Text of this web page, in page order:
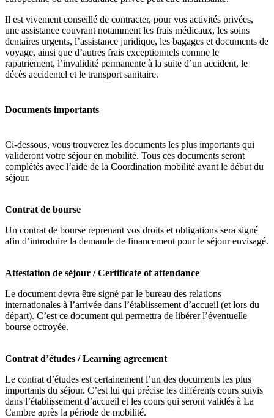
Il est vivement conseillé de contracter, pour vos activités privées,
une assistance couvrant notamment les frais médicaux, les soins
dentaires urgents, l’assistance juridique, les bagages et documents de
voyage, ainsi que d’autres frais exceptionnels comme le
rapatriement, l’invalidité permanente à la suite d’un accident, le
décès accidentel et le transport sanitaire.
Documents importants
Ci-dessous, vous trouverez les documents les plus importants qui
valideront votre séjour en mobilité. Tous ces documents seront
complétés avec l’aide de la Coordination mobilité avant le début du
séjour.
Contrat de bourse
Un contrat de bourse reprenant vos droits et obligations sera signé
afin d’introduire la demande de financement pour le séjour envisagé.
Attestation de séjour / Certificate of attendance
Le document devra être signé par le bureau des relations
internationales à l’arrivée dans l’établissement d’accueil (et lors du
départ). C’est ce document qui permettra de libérer l’éventuelle
bourse octroyée.
Contrat d’études / Learning agreement
Le contrat d’études est certainement l’un des documents les plus
importants du séjour. C’est lui qui précise les différents cours suivis
dans l’établissement d’accueil et les cours qui seront validés à La
Cambre après la période de mobilité.